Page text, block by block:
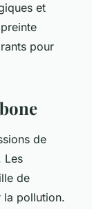
et
pour
de
Les
de
la pollution.